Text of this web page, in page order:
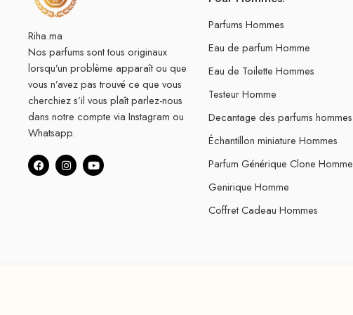
Riha.ma
Nos parfums sont tous originaux
lorsqu’un problème apparaît ou que
vous n’avez pas trouvé ce que vous
cherchiez s’il vous plaît parlez-nous
dans notre compte via Instagram ou
Whatsapp.
Parfums Hommes
Eau de parfum Homme
Eau de Toilette Hommes
Testeur Homme
Decantage des parfums hommes
Échantillon miniature Hommes
Parfum Générique Clone Homme
Genirique Homme
Coffret Cadeau Hommes